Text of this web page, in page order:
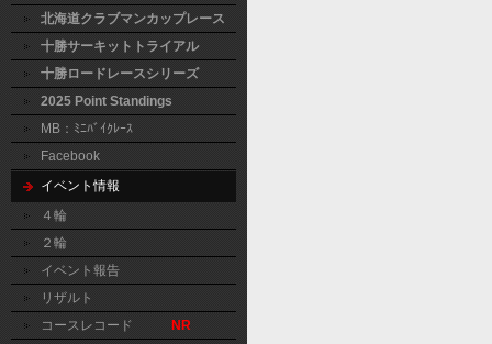
北海道クラブマンカップレース
十勝サーキットトライアル
十勝ロードレースシリーズ
2025 Point Standings
MB：ﾐﾆﾊﾞｲｸﾚｰｽ
Facebook
イベント情報
４輪
２輪
イベント報告
リザルト
コースレコード
NR